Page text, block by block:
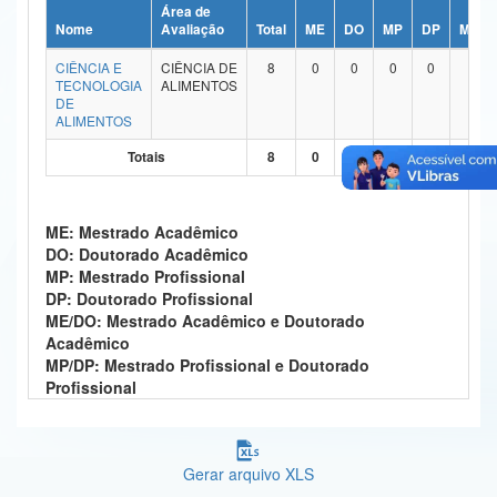
Ministério da Ciência, Tecnologia, Inovações e Comunicações
Ministério do Meio Ambiente
Ministério do Turismo
Ministério do Desenvolvimento Regional
Ministério da Mulher, da Família e dos Direitos Humanos
Secretaria-Geral
Secretaria de Governo
Gabinete de Segurança Institucional
Nome
Área de
Avaliação
Total ME DO MP DP
ME/
CIÊNCIA E
TECNOLOGIA
DE
ALIMENTOS
CIÊNCIA DE
ALIMENTOS
8 0 0 0 0
Totais 8 0 0 0 0 7
ME: Mestrado Acadêmico
DO: Doutorado Acadêmico
MP: Mestrado Profissional
DP: Doutorado Profissional
ME/DO: Mestrado Acadêmico e Doutorado
Acadêmico
MP/DP: Mestrado Profissional e Doutorado
Profissional
Gerar arquivo XLS